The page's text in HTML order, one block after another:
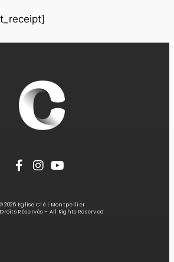
2026 Église Clé | Montpellier
Réservés – All Rights Reserved